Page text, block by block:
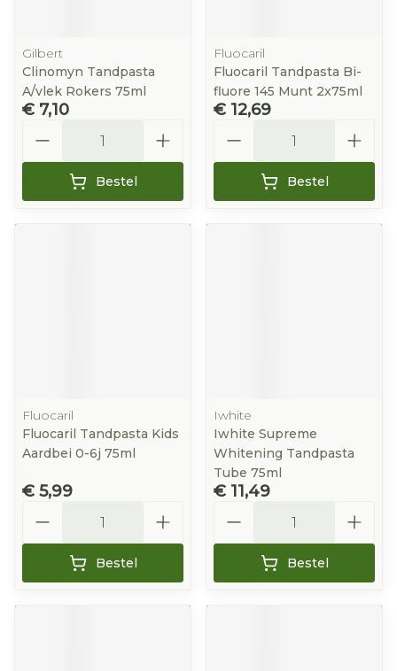
Gilbert
Clinomyn Tandpasta
A/vlek Rokers 75ml
€ 7,10
Bestel
Fluocaril
Fluocaril Tandpasta Bi-
fluore 145 Munt 2x75ml
€ 12,69
Bestel
Fluocaril
Fluocaril Tandpasta Kids
Aardbei 0-6j 75ml
€ 5,99
Bestel
Iwhite
Iwhite Supreme
Whitening Tandpasta
Tube 75ml
€ 11,49
Bestel